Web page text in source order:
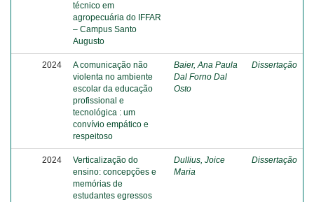
técnico em
agropecuária do IFFAR
– Campus Santo
Augusto
2024
A comunicação não
violenta no ambiente
escolar da educação
profissional e
tecnológica : um
convívio empático e
respeitoso
Baier, Ana Paula
Dal Forno Dal
Osto
Dissertação
2024
Verticalização do
ensino: concepções e
memórias de
estudantes egressos
Dullius, Joice
Maria
Dissertação